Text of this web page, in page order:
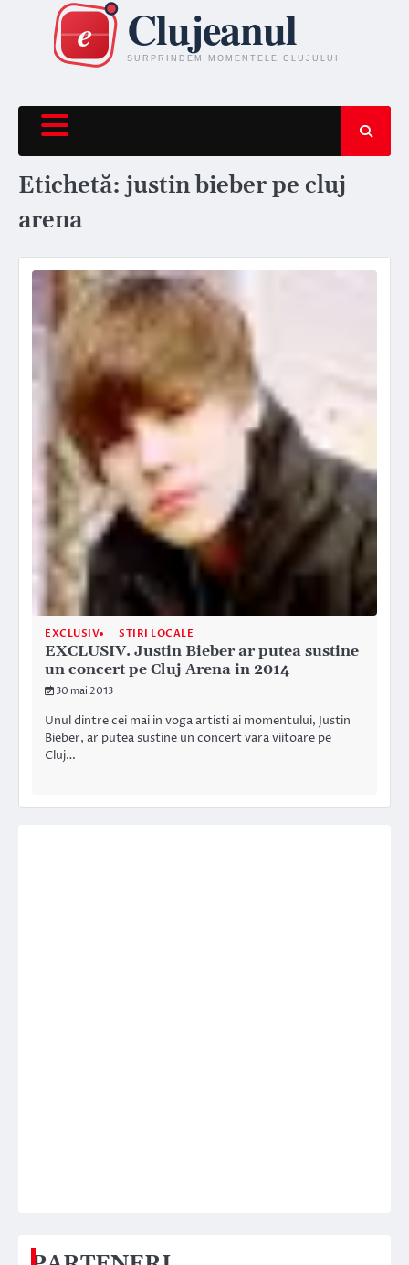
content
Etichetă:justin bieber pe cluj
arena
EXCLUSIV STIRI LOCALE
EXCLUSIV. Justin Bieber ar putea sustine
un concert pe Cluj Arena in 2014
30 mai 2013
Unul dintre cei mai in voga artisti ai momentului, Justin
Bieber, ar putea sustine un concert vara viitoare pe
Cluj…